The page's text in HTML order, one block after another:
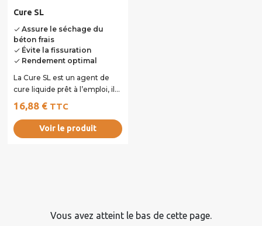
Cure SL
doneAssure le séchage du
béton frais
doneÉvite la fissuration
doneRendement optimal
La Cure SL est un agent de
cure liquide prêt à l’emploi, il
s'agit d'une résine de
solvants...
16,88 € TTC
Voir le produit
Vous avez atteint le bas de cette page.